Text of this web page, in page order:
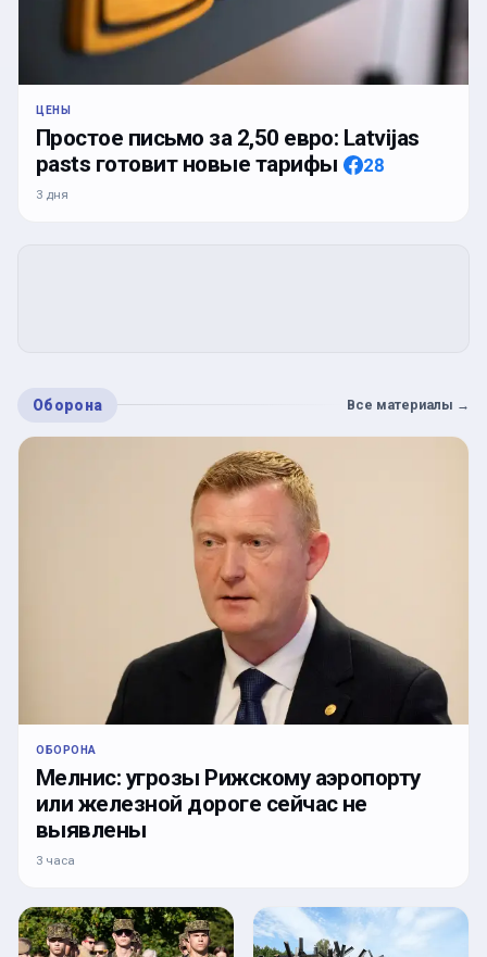
ЦЕНЫ
Простое письмо за 2,50 евро: Latvijas
pasts готовит новые тарифы
28
3 дня
Оборона Все материалы →
ОБОРОНА
Мелнис: угрозы Рижскому аэропорту
или железной дороге сейчас не
выявлены
3 часа